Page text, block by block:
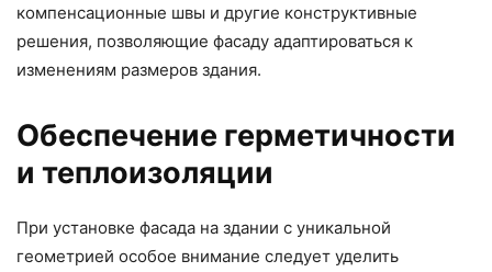
компенсационные швы и другие конструктивные
решения, позволяющие фасаду адаптироваться к
изменениям размеров здания.
Обеспечение герметичности
и теплоизоляции
При установке фасада на здании с уникальной
геометрией особое внимание следует уделить